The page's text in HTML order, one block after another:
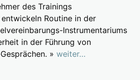
des Trainings
entwickeln Routine in der
Instrumentariums
in der Führung von
» weiter…